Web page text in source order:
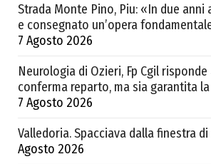
Strada Monte Pino, Piu: «In due
e consegnato un’opera
7 Agosto 2026
Neurologia di Ozieri, Fp Cgil risponde
conferma reparto, ma sia garantita
7 Agosto 2026
Valledoria. Spacciava dalla finestra
Agosto 2026